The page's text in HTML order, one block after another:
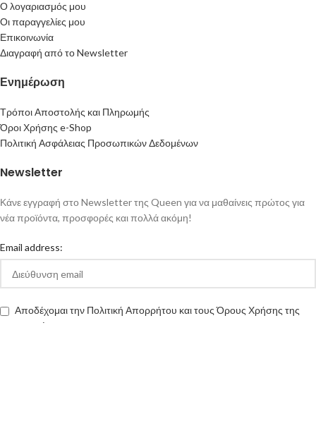
Ο λογαριασμός μου
Οι παραγγελίες μου
Επικοινωνία
Διαγραφή από το Newsletter
Ενημέρωση
Τρόποι Αποστολής και Πληρωμής
Όροι Χρήσης e-Shop
Πολιτική Ασφάλειας Προσωπικών Δεδομένων
Newsletter
Κάνε εγγραφή στο Newsletter της Queen για να μαθαίνεις πρώτος για
νέα προϊόντα, προσφορές και πολλά ακόμη!
Email address:
Αποδέχομαι την Πολιτική Απορρήτου και τους Όρους Χρήσης της
queen-ecigs.gr